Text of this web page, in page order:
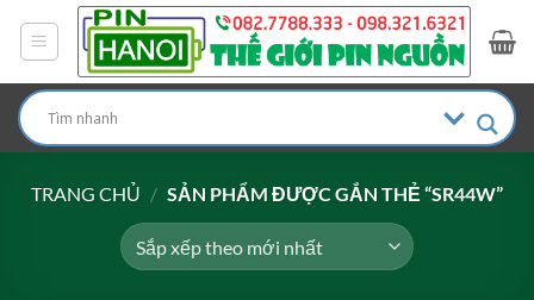
dung
TRANG CHỦ / SẢN PHẨM ĐƯỢC GẮN THẺ “SR44W”